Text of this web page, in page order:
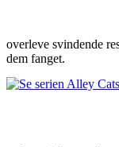
overleve svindende
dem fanget.